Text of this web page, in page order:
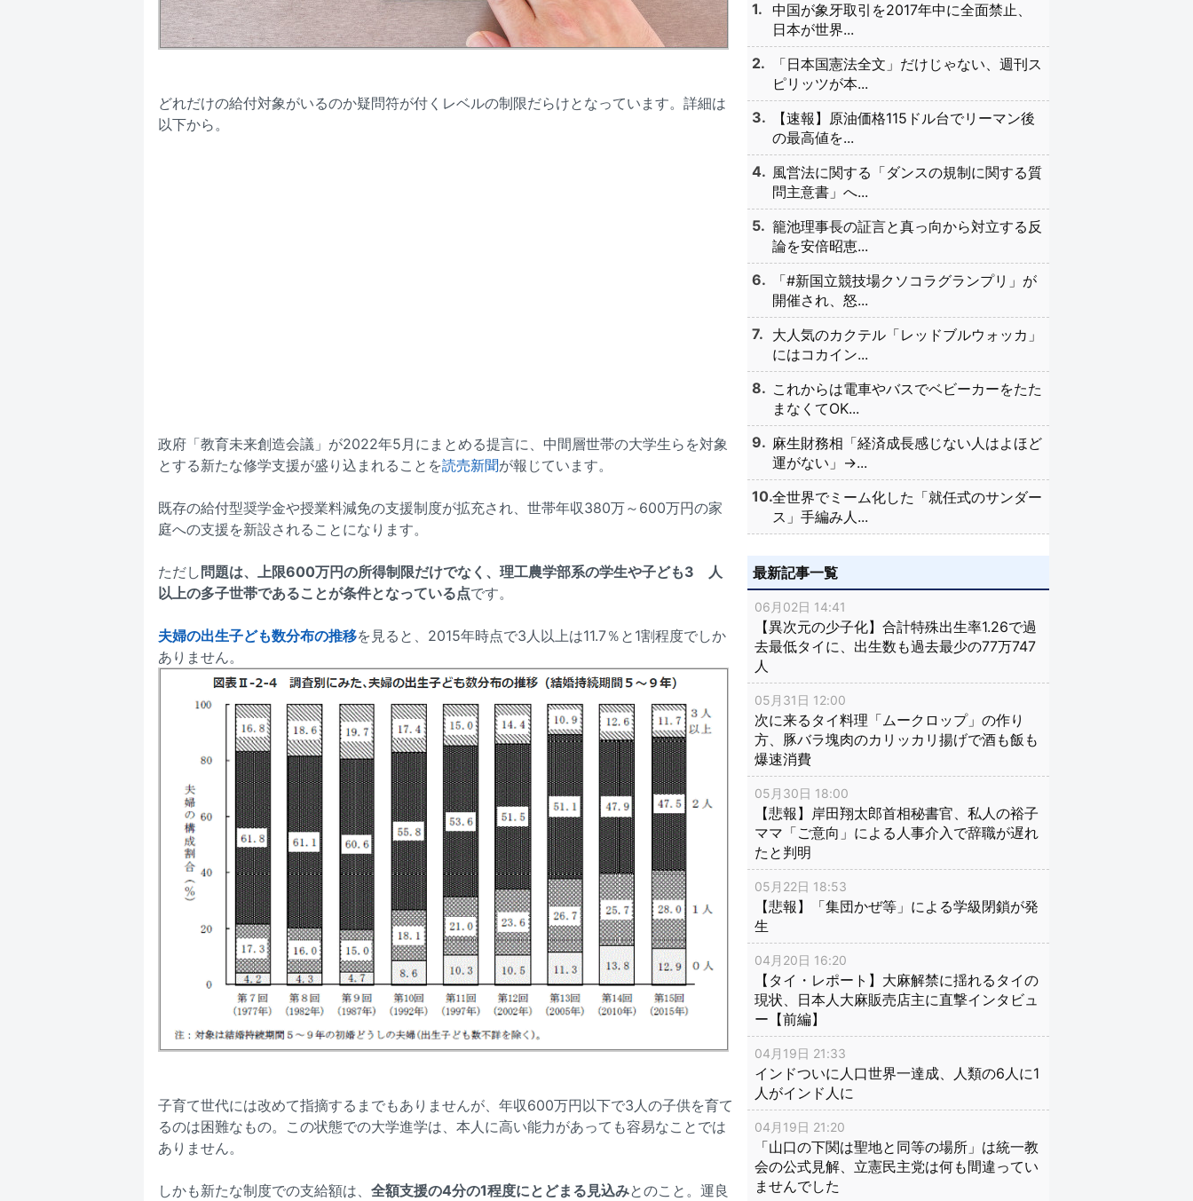
どれだけの給付対象がいるのか疑問符が付くレベルの制限だらけとなっています。詳細は
以下から。
政府「教育未来創造会議」が2022年5月にまとめる提言に、中間層世帯の大学生らを対象
とする新たな修学支援が盛り込まれることを読売新聞が報じています。
既存の給付型奨学金や授業料減免の支援制度が拡充され、世帯年収380万～600万円の家
庭への支援を新設されることになります。
ただし問題は、上限600万円の所得制限だけでなく、理工農学部系の学生や子ども3 人
以上の多子世帯であることが条件となっている点です。
夫婦の出生子ども数分布の推移を見ると、2015年時点で3人以上は11.7％と1割程度でしか
ありません。
子育て世代には改めて指摘するまでもありませんが、年収600万円以下で3人の子供を育て
るのは困難なもの。この状態での大学進学は、本人に高い能力があっても容易なことでは
ありません。
しかも新たな制度での支給額は、 全額支援の4分の1程度にとどまる見込みとのこと。運良
中国が象牙取引を2017年中に全面禁止、
日本が世界...
「日本国憲法全文」だけじゃない、週刊ス
ピリッツが本...
【速報】原油価格115ドル台でリーマン後
の最高値を...
風営法に関する「ダンスの規制に関する質
問主意書」へ...
籠池理事長の証言と真っ向から対立する反
論を安倍昭恵...
「#新国立競技場クソコラグランプリ」が
開催され、怒...
大人気のカクテル「レッドブルウォッカ」
にはコカイン...
これからは電車やバスでベビーカーをたた
まなくてOK...
麻生財務相「経済成長感じない人はよほど
運がない」→...
全世界でミーム化した「就任式のサンダー
ス」手編み人...
最新記事一覧
06月02日 14:41
【異次元の少子化】合計特殊出生率1.26で過
去最低タイに、出生数も過去最少の77万747
人
05月31日 12:00
次に来るタイ料理「ムークロップ」の作り
方、豚バラ塊肉のカリッカリ揚げで酒も飯も
爆速消費
05月30日 18:00
【悲報】岸田翔太郎首相秘書官、私人の裕子
ママ「ご意向」による人事介入で辞職が遅れ
たと判明
05月22日 18:53
【悲報】「集団かぜ等」による学級閉鎖が発
生
04月20日 16:20
【タイ・レポート】大麻解禁に揺れるタイの
現状、日本人大麻販売店主に直撃インタビュ
ー【前編】
04月19日 21:33
インドついに人口世界一達成、人類の6人に1
人がインド人に
04月19日 21:20
「山口の下関は聖地と同等の場所」は統一教
会の公式見解、立憲民主党は何も間違ってい
ませんでした